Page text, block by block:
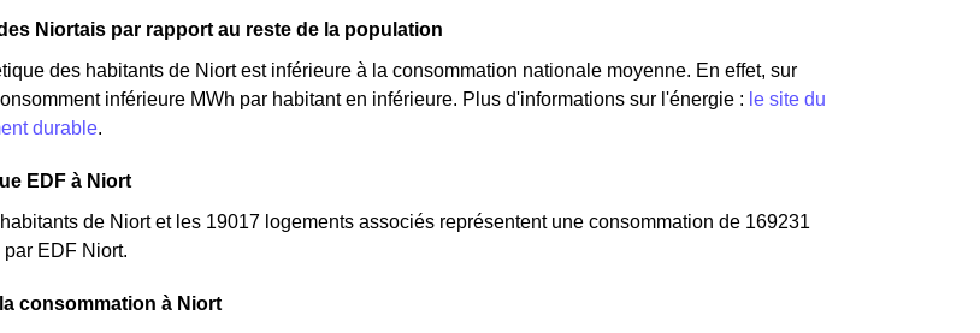
Niortais par rapport au reste de la population
des habitants de Niort est inférieure à la consommation nationale moyenne. En effet, sur
inférieure MWh par habitant en inférieure. Plus d'informations sur l'énergie : le site du
durable.
EDF à Niort
de Niort et les 19017 logements associés représentent une consommation de 169231
EDF Niort.
consommation à Niort